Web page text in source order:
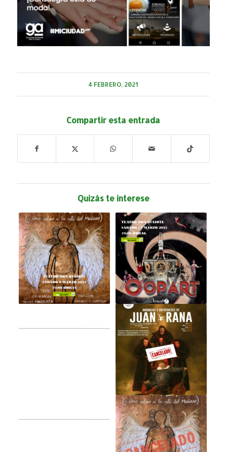
4 FEBRERO, 2021
Compartir esta entrada
Quizás te interese